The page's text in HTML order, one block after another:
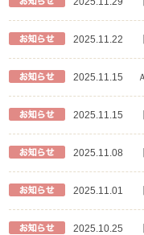
2025.11.22
2025.11.15
2025.11.15
2025.11.08
2025.11.01
2025.10.25